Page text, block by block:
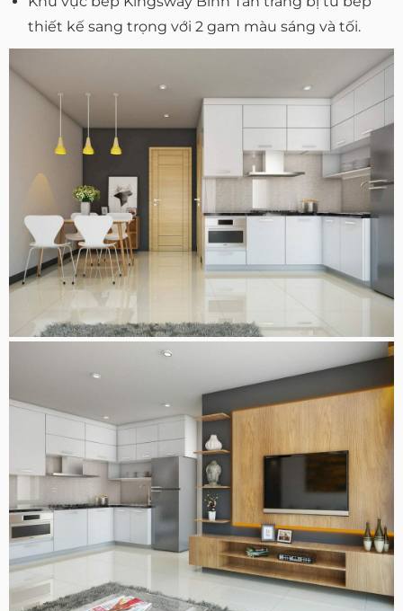
thiết kế sang trọng với 2 gam màu sáng và tối.